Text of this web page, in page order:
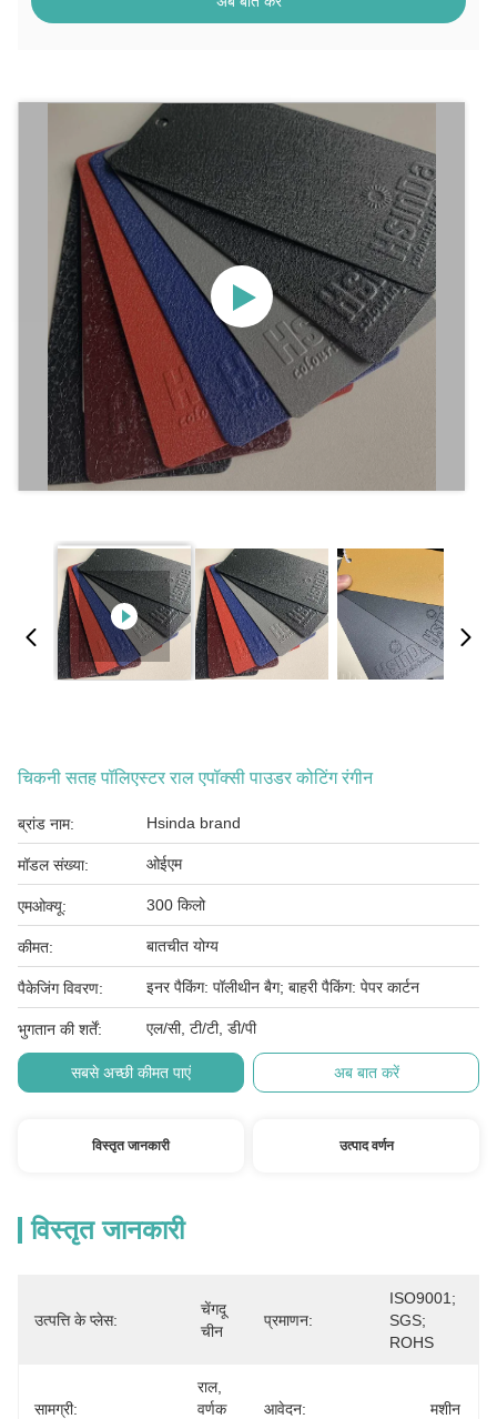
चिकनी सतह पॉलिएस्टर राल एपॉक्सी पाउडर कोटिंग रंगीन
ब्रांड नाम: Hsinda brand
मॉडल संख्या: ओईएम
एमओक्यू: 300 किलो
कीमत: बातचीत योग्य
पैकेजिंग विवरण: इनर पैकिंग: पॉलीथीन बैग; बाहरी पैकिंग: पेपर कार्टन
भुगतान की शर्तें: एल/सी, टी/टी, डी/पी
सबसे अच्छी कीमत पाएं अब बात करें
विस्तृत जानकारी उत्पाद वर्णन
विस्तृत जानकारी
उत्पत्ति के प्लेस:
चेंगदू
चीन
प्रमाणन:
ISO9001;
SGS;
ROHS
सामग्री:
राल,
वर्णक
आवेदन: मशीन